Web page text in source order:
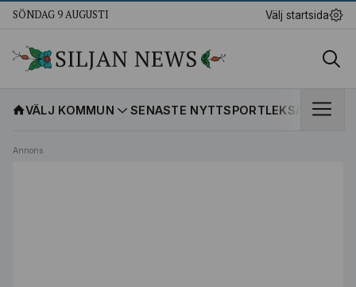
SÖNDAG 9 AUGUSTI Välj startsida
VÄLJ KOMMUN SENASTE NYTTSPORTLEKSANDS IF
Annons